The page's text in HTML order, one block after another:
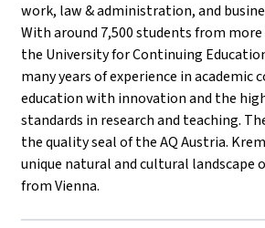
work, law & administration, and
With around 7,500 students from
the University for Continuing
many years of experience in academic
education with innovation and the
standards in research and teaching.
the quality seal of the AQ Austria.
unique natural and cultural landscape
from Vienna.